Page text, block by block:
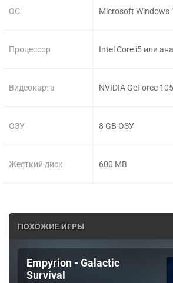
ОС
Процессор
Видеокарта
ОЗУ
Жесткий диск
Microsoft Windows
Intel Core i5 или
NVIDIA GeForce
8 GB ОЗУ
600 MB
ПОХОЖИЕ ИГРЫ
Empyrion - Galactic
Survival